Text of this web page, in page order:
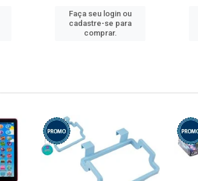
Faça seu login ou
cadastre-se para
comprar.